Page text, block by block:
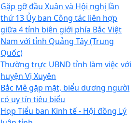
Gặp gỡ đầu Xuân và Hội nghị lần
thứ 13 Ủy ban Công tác liên hợp
giữa 4 tỉnh biên giới phía Bắc Việt
Nam với tỉnh Quảng Tây (Trung
Quốc)
Thường trực UBND tỉnh làm việc với
huyện Vị Xuyên
Bắc Mê gặp mặt, biểu dương người
có uy tín tiêu biểu
Họp Tiểu ban Kinh tế - Hội đồng Lý